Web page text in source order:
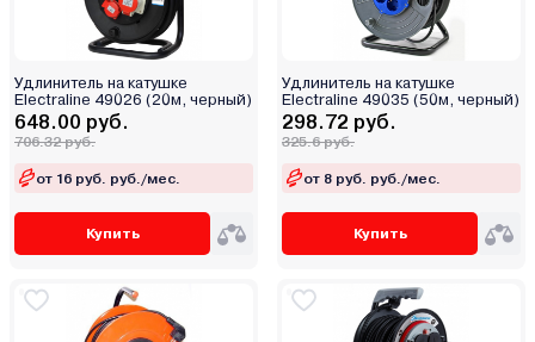
Удлинитель на катушке
Electraline 49026 (20м, черный)
648.00 руб.
706.32 руб.
от 16 руб. руб./мес.
Купить
Удлинитель на катушке
Electraline 49035 (50м, черный)
298.72 руб.
325.6 руб.
от 8 руб. руб./мес.
Купить